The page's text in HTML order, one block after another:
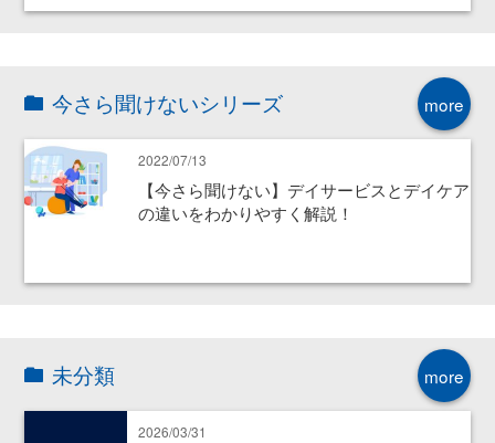
more
今さら聞けないシリーズ
2022/07/13
【今さら聞けない】デイサービスとデイケア
の違いをわかりやすく解説！
more
未分類
2026/03/31